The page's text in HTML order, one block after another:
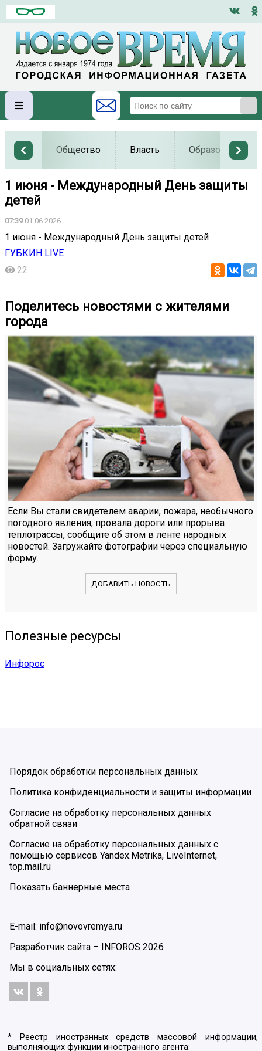
Общество Власть Образование
1 июня - Международный День защиты
детей
07:3901.06.2026
1 июня - Международный День защиты детей
ГУБКИН LIVE
22
Поделитесь новостями с жителями
города
Если Вы стали свидетелем аварии, пожара, необычного
погодного явления, провала дороги или прорыва
теплотрассы, сообщите об этом в ленте народных
новостей. Загружайте фотографии через специальную
форму.
ДОБАВИТЬ НОВОСТЬ
Полезные ресурсы
Инфорос
Порядок обработки персональных данных
Политика конфиденциальности и защиты информации
Согласие на обработку персональных данных
обратной связи
Согласие на обработку персональных данных с
помощью сервисов Yandex.Metrika, LiveInternet,
top.mail.ru
Показать баннерные места
E-mail: info@novovremya.ru
Разработчик сайта – INFOROS 2026
Мы в социальных сетях:
* Реестр иностранных средств массовой информации,
выполняющих функции иностранного агента: